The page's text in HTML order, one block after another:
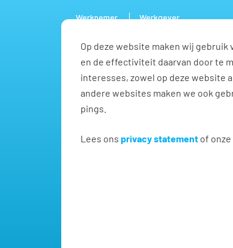
Op deze website maken wij
en de effectiviteit daarvan door te
interesses, zowel op deze website
andere websites maken we ook
pings.
Lees ons privacy statement of onze
Werknemer Werkgever
Adviseur banken
Vind hier dé perfecte vacature voor